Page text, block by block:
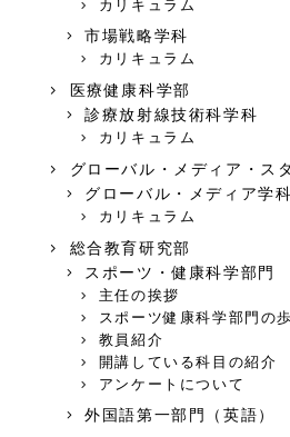
カリキュラム
市場戦略学科
カリキュラム
医療健康科学部
診療放射線技術科学科
カリキュラム
グローバル・メディア・ス
グローバル・メディア学科
カリキュラム
総合教育研究部
スポーツ・健康科学部門
主任の挨拶
スポーツ健康科学部門の
教員紹介
開講している科目の紹介
アンケートについて
外国語第一部門（英語）